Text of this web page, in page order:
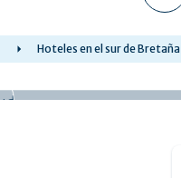
Hoteles en el sur de Bretaña